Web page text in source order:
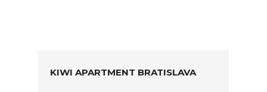
KIWI APARTMENT BRATISLAVA